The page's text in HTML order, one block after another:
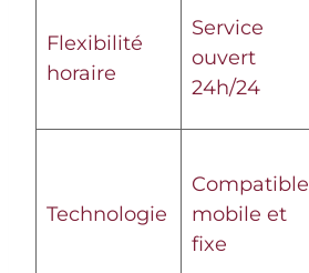
Flexibilité
horaire
Service
ouvert
24h/24
Technologie
Compatible
mobile et
fixe